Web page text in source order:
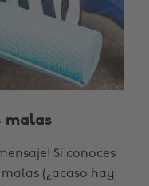
malas
Si conoces
(¿acaso hay